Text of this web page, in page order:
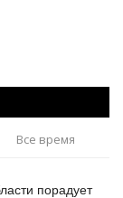
Все время
порадует